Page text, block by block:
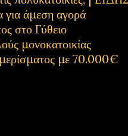
για άμεση αγορά
στο Γύθειο
μονοκατοικίας
με 70.000€